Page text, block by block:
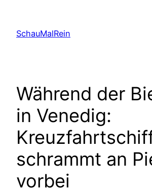
content
SchauMalRein
Während der
in Venedig:
schrammt an
vorbei